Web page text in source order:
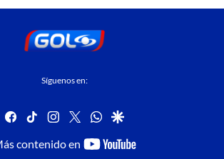
Síguenos en:
facebook
tiktok instagram
twitterwhatsapp
google
contenido en
youtube-